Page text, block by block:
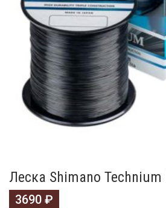
Леска Shimano Technium
3690 ₽